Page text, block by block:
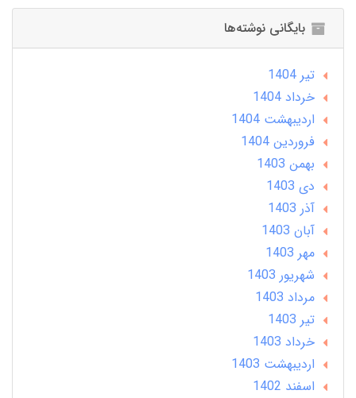
بایگانی نوشته‌ها
تير 1404
خرداد 1404
ارديبهشت 1404
فروردین 1404
بهمن 1403
دی 1403
آذر 1403
آبان 1403
مهر 1403
شهریور 1403
مرداد 1403
تير 1403
خرداد 1403
ارديبهشت 1403
اسفند 1402